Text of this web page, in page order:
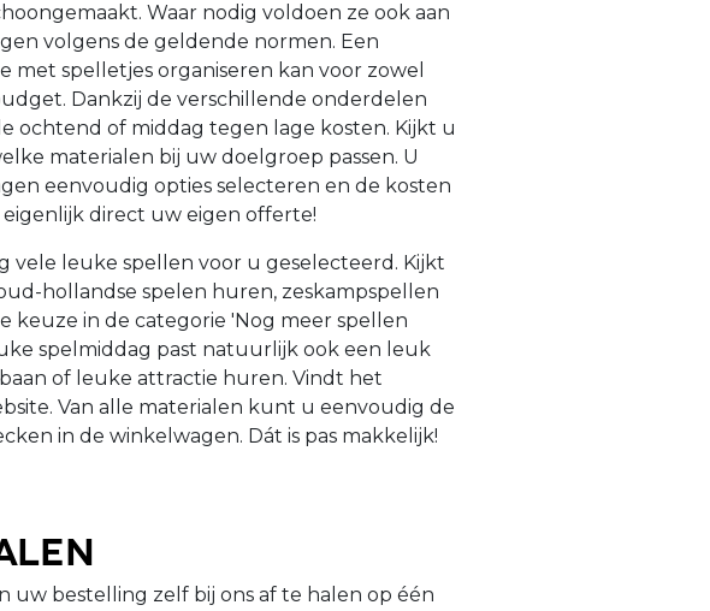
Waar nodig voldoen ze ook aan
volgens de geldende normen. Een
met spelletjes organiseren kan voor zowel
Dankzij de verschillende onderdelen
ochtend of middag tegen lage kosten. Kijkt u
materialen bij uw doelgroep passen. U
eenvoudig opties selecteren en de kosten
direct uw eigen offerte!
vele leuke spellen voor u geselecteerd. Kijkt
hollandse spelen huren, zeskampspellen
keuze in de categorie 'Nog meer spellen
spelmiddag past natuurlijk ook een leuk
of leuke attractie huren. Vindt het
Van alle materialen kunt u eenvoudig de
in de winkelwagen. Dát is pas makkelijk!
uw bestelling zelf bij ons af te halen op één